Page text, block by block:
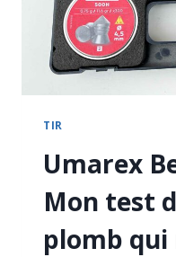
TIR
Umarex
Mon test
plomb qui